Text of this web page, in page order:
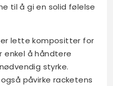
til å gi en solid følelse
lette kompositter for
enkel å håndtere
styrke.
påvirke racketens